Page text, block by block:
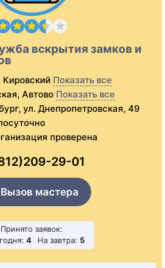
вскрытия замков и
Показать все
Автово Показать все
ул. Днепропетровская, 49
проверена
29-01
Вызов мастера
Принято заявок:
4 На завтра: 5